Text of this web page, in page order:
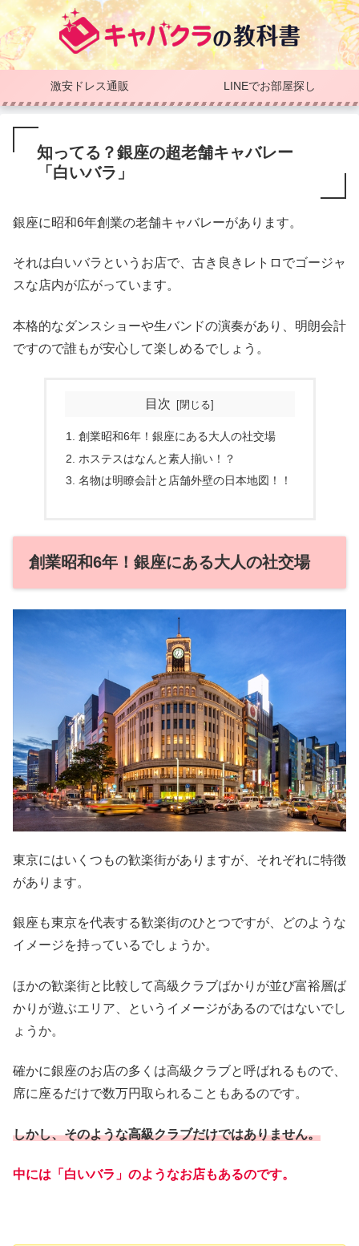
激安ドレス通販 LINEでお部屋探し
知ってる？銀座の超老舗キャバレー
「白いバラ」
銀座に昭和6年創業の老舗キャバレーがあります。
それは白いバラというお店で、古き良きレトロでゴージャ
スな店内が広がっています。
本格的なダンスショーや生バンドの演奏があり、明朗会計
ですので誰もが安心して楽しめるでしょう。
目次
創業昭和6年！銀座にある大人の社交場
ホステスはなんと素人揃い！？
名物は明瞭会計と店舗外壁の日本地図！！
創業昭和6年！銀座にある大人の社交場
東京にはいくつもの歓楽街がありますが、それぞれに特徴
があります。
銀座も東京を代表する歓楽街のひとつですが、どのような
イメージを持っているでしょうか。
ほかの歓楽街と比較して高級クラブばかりが並び富裕層ば
かりが遊ぶエリア、というイメージがあるのではないでし
ょうか。
確かに銀座のお店の多くは高級クラブと呼ばれるもので、
席に座るだけで数万円取られることもあるのです。
しかし、そのような高級クラブだけではありません。
中には「白いバラ」のようなお店もあるのです。